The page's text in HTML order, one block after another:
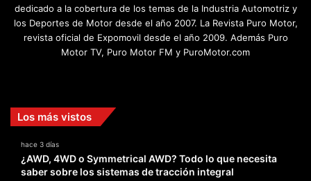
dedicado a la cobertura de los temas de la Industria Automotriz y
los Deportes de Motor desde el año 2007. La Revista Puro Motor,
revista oficial de Expomovil desde el año 2009. Además Puro
Motor TV, Puro Motor FM y PuroMotor.com
Los más vistos
hace 3 días
¿AWD, 4WD o Symmetrical AWD? Todo lo que necesita
saber sobre los sistemas de tracción integral